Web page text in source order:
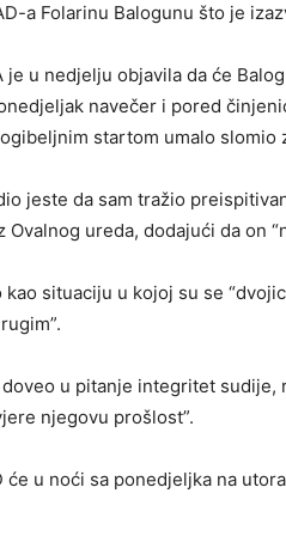
a Folarinu Balogunu što je
je u nedjelju objavila da će
navečer i pored
startom umalo slomio
jeste da sam tražio
Ovalnog ureda, dodajući da on
situaciju u kojoj su se
u pitanje integritet sudije,
njegovu prošlost”.
će u noći sa ponedjeljka na